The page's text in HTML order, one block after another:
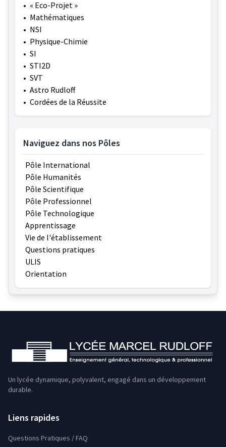
• « Eco-Projet »
• Mathématiques
• NSI
• Physique-Chimie
• SI
• STI2D
• SVT
• Astro Rudloff
• Cordées de la Réussite
Naviguez dans nos Pôles
Pôle International
Pôle Humanités
Pôle Scientifique
Pôle Professionnel
Pôle Technologique
Apprentissage
Vie de l'établissement
Questions pratiques
ULIS
Orientation
Un lycée dynamique, polyvalent, engagé dans un développement
durable.
Liens rapides
Questions Pratiques / FAQ